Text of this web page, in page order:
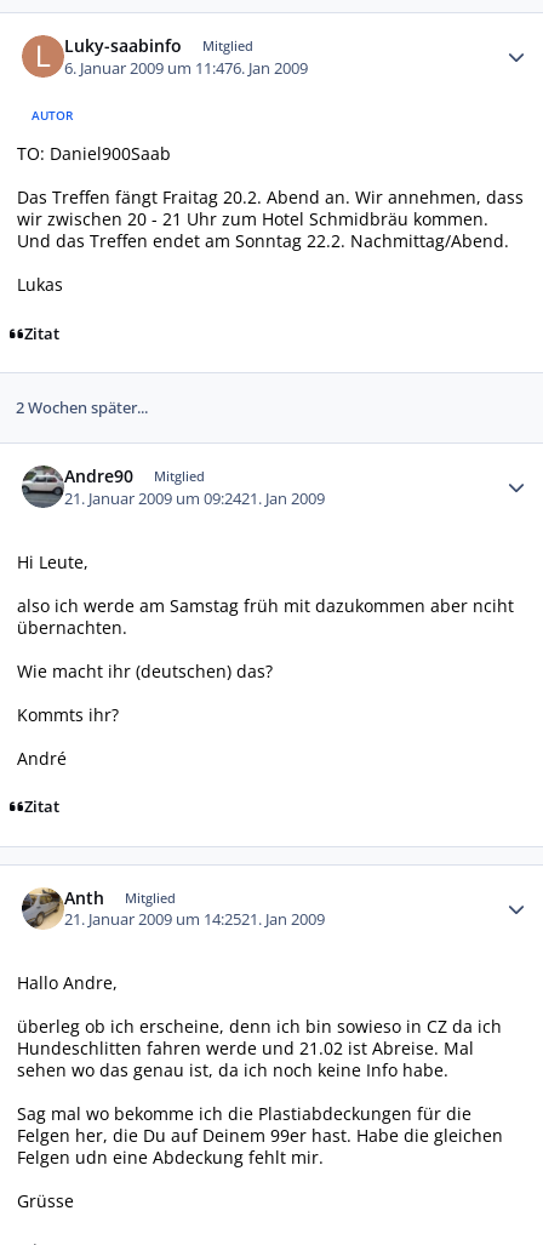
Luky-saabinfo Mitglied
6. Januar 2009 um 11:476. Jan 2009
AUTOR
TO: Daniel900Saab
Das Treffen fängt Fraitag 20.2. Abend an. Wir annehmen, dass
wir zwischen 20 - 21 Uhr zum Hotel Schmidbräu kommen.
Und das Treffen endet am Sonntag 22.2. Nachmittag/Abend.
Lukas
Zitat
2 Wochen später...
Andre90 Mitglied
21. Januar 2009 um 09:2421. Jan 2009
Hi Leute,
also ich werde am Samstag früh mit dazukommen aber nciht
übernachten.
Wie macht ihr (deutschen) das?
Kommts ihr?
André
Zitat
Anth Mitglied
21. Januar 2009 um 14:2521. Jan 2009
Hallo Andre,
überleg ob ich erscheine, denn ich bin sowieso in CZ da ich
Hundeschlitten fahren werde und 21.02 ist Abreise. Mal
sehen wo das genau ist, da ich noch keine Info habe.
Sag mal wo bekomme ich die Plastiabdeckungen für die
Felgen her, die Du auf Deinem 99er hast. Habe die gleichen
Felgen udn eine Abdeckung fehlt mir.
Grüsse